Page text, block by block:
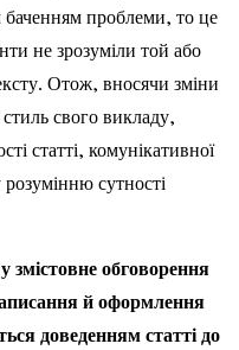
баченням проблеми, то це
не зрозуміли той або
Отож, вносячи зміни
свого викладу,
статті, комунікативної
сутності
змістовне обговорення
й оформлення
доведенням статті до